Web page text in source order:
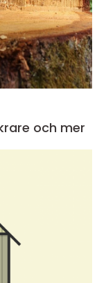
och mer